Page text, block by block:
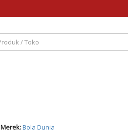
Merek:Bola Dunia